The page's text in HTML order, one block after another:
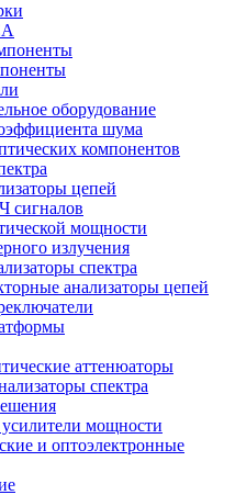
оборудование
шума
компонентов
цепей
сигналов
мощности
излучения
спектра
анализаторы цепей
аттенюаторы
спектра
мощности
и оптоэлектронные